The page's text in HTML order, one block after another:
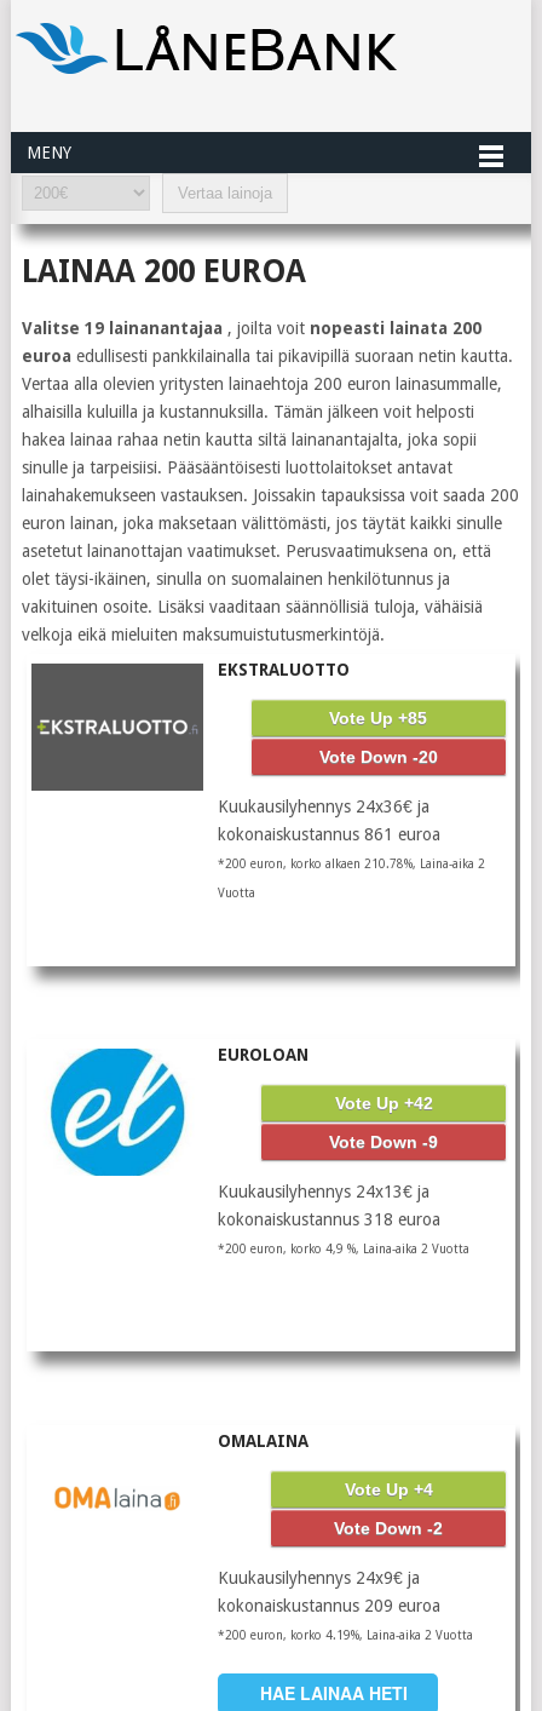
MENY
LAINAA 200 EUROA
Valitse 19 lainanantajaa , joilta voit nopeasti lainata 200
euroa edullisesti pankkilainalla tai pikavipillä suoraan netin kautta.
Vertaa alla olevien yritysten lainaehtoja 200 euron lainasummalle,
alhaisilla kuluilla ja kustannuksilla. Tämän jälkeen voit helposti
hakea lainaa rahaa netin kautta siltä lainanantajalta, joka sopii
sinulle ja tarpeisiisi. Pääsääntöisesti luottolaitokset antavat
lainahakemukseen vastauksen. Joissakin tapauksissa voit saada 200
euron lainan, joka maksetaan välittömästi, jos täytät kaikki sinulle
asetetut lainanottajan vaatimukset. Perusvaatimuksena on, että
olet täysi-ikäinen, sinulla on suomalainen henkilötunnus ja
vakituinen osoite. Lisäksi vaaditaan säännöllisiä tuloja, vähäisiä
velkoja eikä mieluiten maksumuistutusmerkintöjä.
EKSTRALUOTTO
Vote Up +85
Vote Down -20
Kuukausilyhennys 24x36€ ja
kokonaiskustannus 861 euroa
*200 euron, korko alkaen 210.78%, Laina-aika 2
Vuotta
EUROLOAN
Vote Up +42
Vote Down -9
Kuukausilyhennys 24x13€ ja
kokonaiskustannus 318 euroa
*200 euron, korko 4,9 %, Laina-aika 2 Vuotta
OMALAINA
Vote Up +4
Vote Down -2
Kuukausilyhennys 24x9€ ja
kokonaiskustannus 209 euroa
*200 euron, korko 4.19%, Laina-aika 2 Vuotta
HAE LAINAA HETI